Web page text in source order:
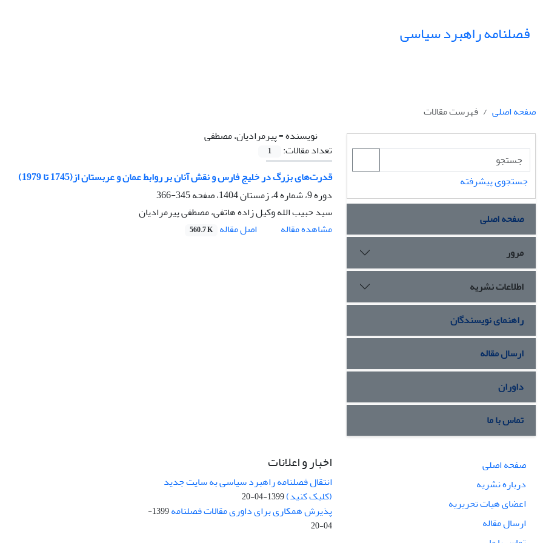
فصلنامه راهبرد سیاسی
صفحه اصلی
فهرست مقالات
نویسنده =پیرمرادیان، مصطفی
تعداد مقالات:
1
قدرت‌های بزرگ در خلیج فارس و نقش آنان بر روابط عمان و عربستان از(1745 تا 1979)
دوره 9، شماره 4، زمستان 1404، صفحه
345-366
سید حبیب الله وکیل زاده هاتفی، مصطفی پیرمرادیان
مشاهده مقاله
اصل مقاله 560.7 K
جستجوی پیشرفته
صفحه اصلی
مرور
اطلاعات نشریه
راهنمای نویسندگان
ارسال مقاله
داوران
تماس با ما
صفحه اصلی
درباره نشریه
اعضای هیات تحریریه
ارسال مقاله
اخبار و اعلانات
انتقال فصلنامه راهبرد سیاسی به سایت جدید
(کلیک کنید)1399-04-20
پذیرش همکاری برای داوری مقالات فصلنامه
1399-
04-20